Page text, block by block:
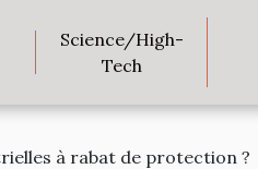
Science/High-
Tech
à rabat de protection ?